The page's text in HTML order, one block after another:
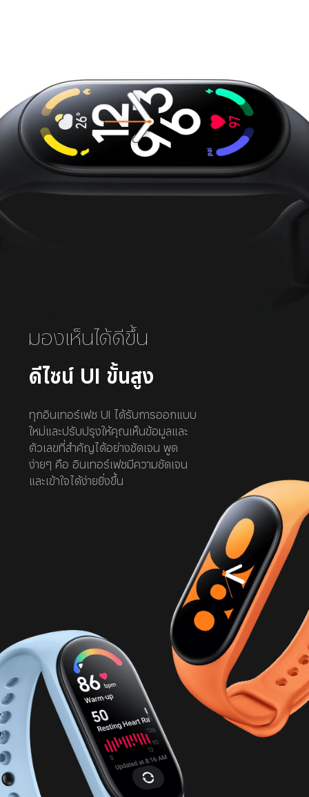
มองเห็นได้ดีขึ้น
ดีไซน์ UI ขั้นสูง
ทุกอินเทอร์เฟซ UI ได้รับการออกแบบ
ใหม่และปรับปรุงให้คุณเห็นข้อมูลและ
ตัวเลขที่สำคัญได้อย่างชัดเจน พูด
ง่ายๆ คือ อินเทอร์เฟซมีความชัดเจน
และเข้าใจได้ง่ายยิ่งขึ้น